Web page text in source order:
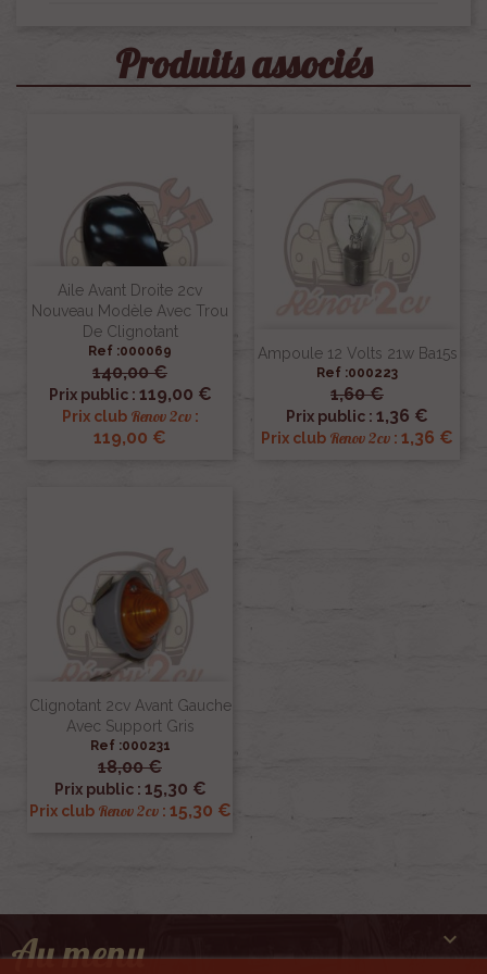
Produits associés
Aile Avant Droite 2cv
Nouveau Modèle Avec Trou
De Clignotant
Ref :000069
140,00 €
Prix public : 119,00 €
Prix club Renov 2cv:
119,00 €
Ampoule 12 Volts 21w Ba15s
Ref :000223
1,60 €
Prix public : 1,36 €
Prix club Renov 2cv : 1,36 €
Clignotant 2cv Avant Gauche
Avec Support Gris
Ref :000231
18,00 €
Prix public : 15,30 €
Prix club Renov 2cv: 15,30 €
Au menu 